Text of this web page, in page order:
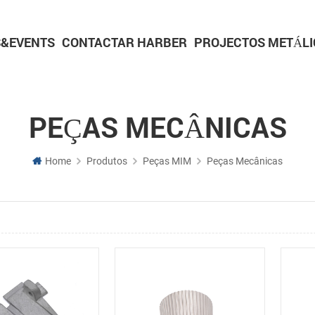
CONTACTAR HARBER PROJECTOS
PEÇAS MECÂNICAS
Home Produtos Peças MIM Peças Mecânicas